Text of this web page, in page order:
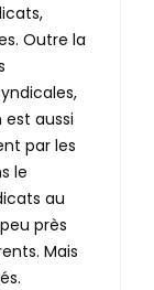
Outre la
est aussi
par les
le
au
près
Mais